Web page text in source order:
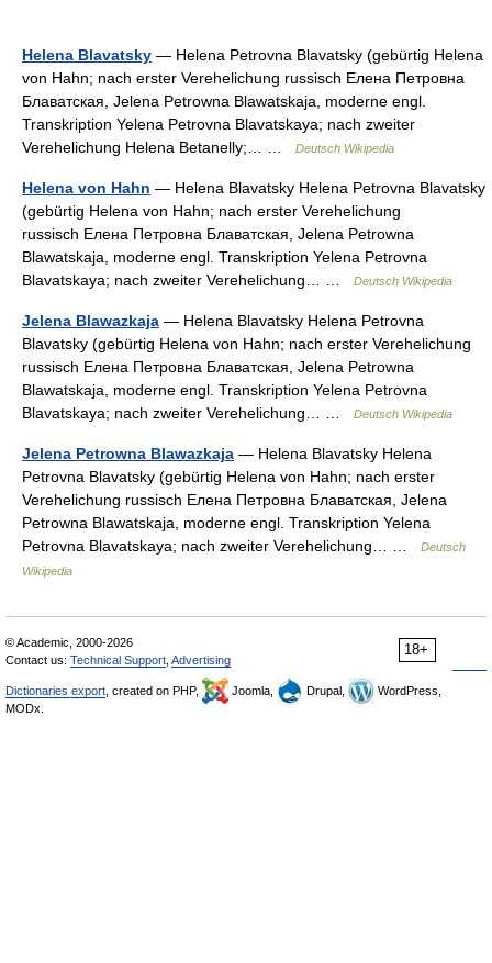
Helena Blavatsky — Helena Petrovna Blavatsky (gebürtig Helena
von Hahn; nach erster Verehelichung russisch Елена Петровна
Блаватская, Jelena Petrowna Blawatskaja, moderne engl.
Transkription Yelena Petrovna Blavatskaya; nach zweiter
Verehelichung Helena Betanelly;… …
Deutsch Wikipedia
Helena von Hahn — Helena Blavatsky Helena Petrovna Blavatsky
(gebürtig Helena von Hahn; nach erster Verehelichung
russisch Елена Петровна Блаватская, Jelena Petrowna
Blawatskaja, moderne engl. Transkription Yelena Petrovna
Blavatskaya; nach zweiter Verehelichung… …
Deutsch Wikipedia
Jelena Blawazkaja — Helena Blavatsky Helena Petrovna
Blavatsky (gebürtig Helena von Hahn; nach erster Verehelichung
russisch Елена Петровна Блаватская, Jelena Petrowna
Blawatskaja, moderne engl. Transkription Yelena Petrovna
Blavatskaya; nach zweiter Verehelichung… …
Deutsch Wikipedia
Jelena Petrowna Blawazkaja — Helena Blavatsky Helena
Petrovna Blavatsky (gebürtig Helena von Hahn; nach erster
Verehelichung russisch Елена Петровна Блаватская, Jelena
Petrowna Blawatskaja, moderne engl. Transkription Yelena
Petrovna Blavatskaya; nach zweiter Verehelichung… …
Deutsch
Wikipedia
18+
© Academic, 2000-2026
Contact us: Technical Support Advertising
Dictionaries export , created on PHP, Joomla, Drupal,
WordPress,
MODx.